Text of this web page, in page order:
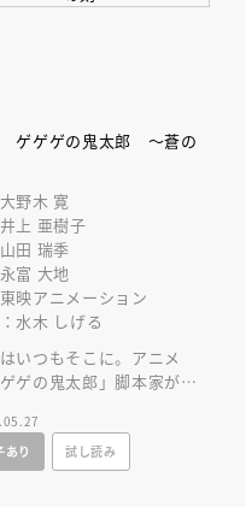
ゲゲゲの鬼太郎 ～蒼の
野木 寛
上 亜樹子
田 瑞季
富 大地
映アニメーション
水木 しげる
いつもそこに。アニメ
ゲゲの鬼太郎」脚本家が中
リジナル短編集、出来。
あり
試し読み